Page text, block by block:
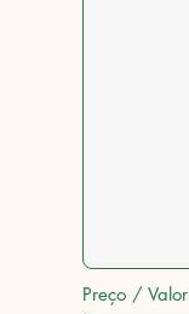
Preço / Valor